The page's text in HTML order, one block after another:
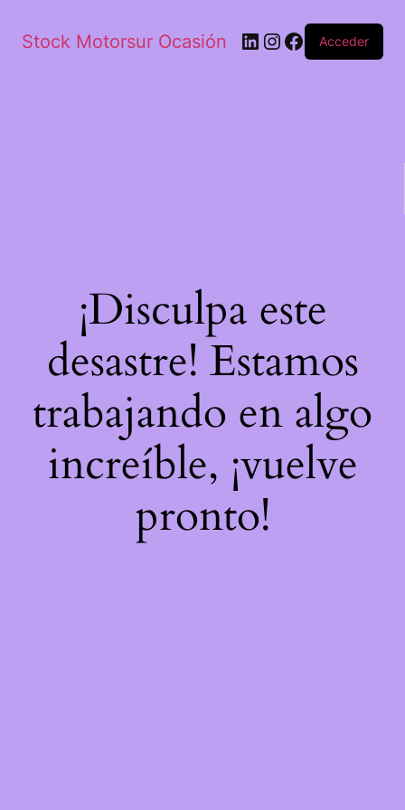
Stock Motorsur Ocasión Acceder
¡Disculpa este
desastre! Estamos
trabajando en algo
increíble, ¡vuelve
pronto!